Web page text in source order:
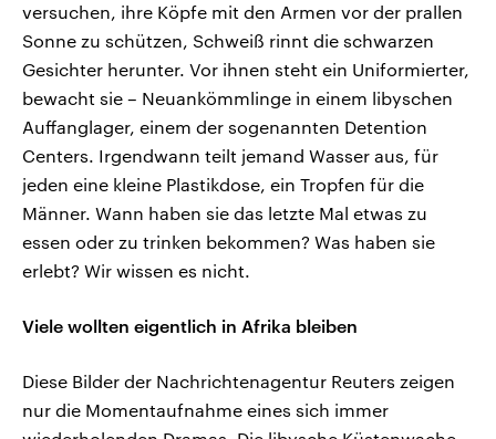
versuchen, ihre Köpfe mit den Armen vor der prallen
Sonne zu schützen, Schweiß rinnt die schwarzen
Gesichter herunter. Vor ihnen steht ein Uniformierter,
bewacht sie – Neuankömmlinge in einem libyschen
Auffanglager, einem der sogenannten Detention
Centers. Irgendwann teilt jemand Wasser aus, für
jeden eine kleine Plastikdose, ein Tropfen für die
Männer. Wann haben sie das letzte Mal etwas zu
essen oder zu trinken bekommen? Was haben sie
erlebt? Wir wissen es nicht.
Viele wollten eigentlich in Afrika bleiben
Diese Bilder der Nachrichtenagentur Reuters zeigen
nur die Momentaufnahme eines sich immer